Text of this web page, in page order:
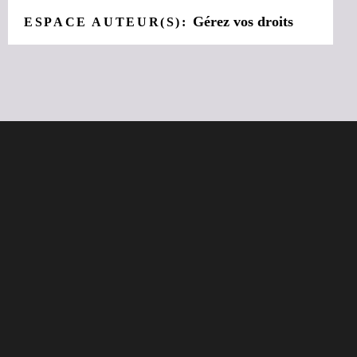
ESPACE AUTEUR(S): Gérez vos droits